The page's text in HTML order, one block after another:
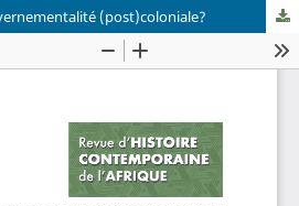
(post)coloniale?